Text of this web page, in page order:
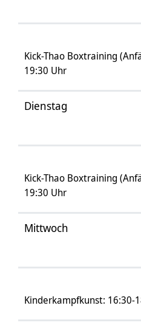
Kick-Thao Boxtraining
19:30 Uhr
Dienstag
Kick-Thao Boxtraining
19:30 Uhr
Mittwoch
Kinderkampfkunst: 16:30-